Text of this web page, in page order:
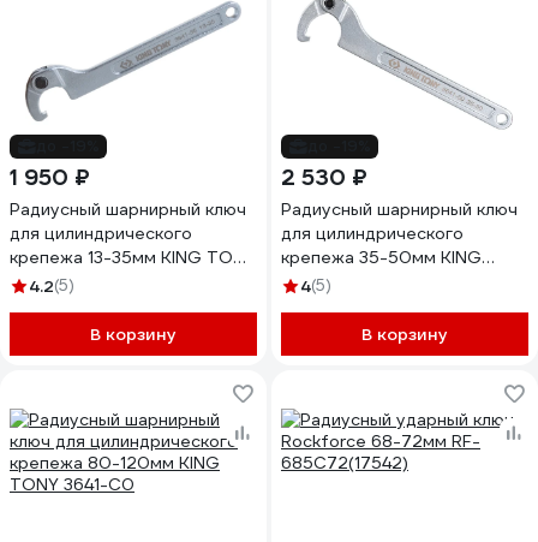
1 950 ₽
Радиусный шарнирный ключ
для цилиндрического
крепежа 13-35мм KING TONY
3641-35
4.2(5)
В корзину
2 530 ₽
Радиусный шарнирный ключ
для цилиндрического
крепежа 35-50мм KING
TONY 3641-50
4(5)
В корзину